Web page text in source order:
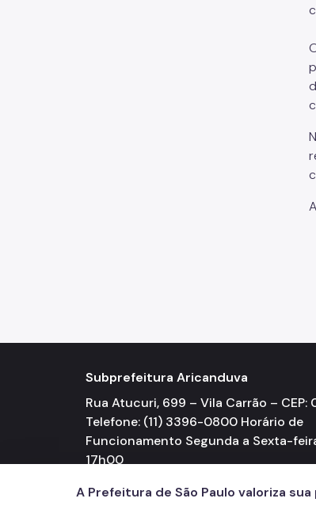
Subprefeitura Aricanduva
Rua Atucuri, 699 – Vila Carrão – CEP:
Telefone: (11) 3396-0800 Horário de
Funcionamento Segunda a Sexta-
17h00
A Prefeitura de São Paulo valoriza